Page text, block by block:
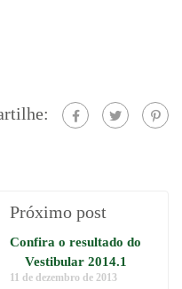
Próximo post
Confira o resultado do
Vestibular 2014.1
11 de dezembro de 2013